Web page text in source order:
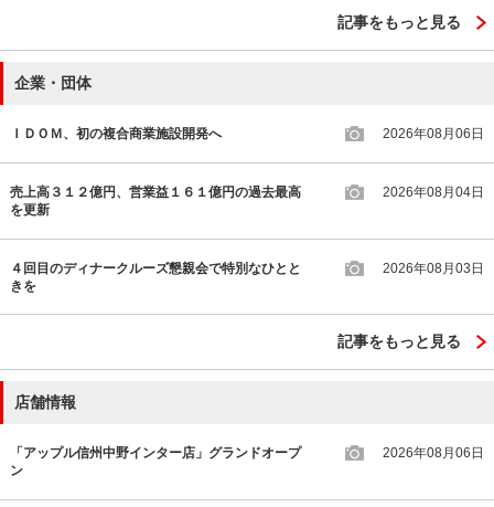
記事をもっと見る
企業・団体
ＩＤＯＭ、初の複合商業施設開発へ 2026年08月06日
売上高３１２億円、営業益１６１億円の過去最高
を更新
2026年08月04日
４回目のディナークルーズ懇親会で特別なひとと
きを
2026年08月03日
記事をもっと見る
店舗情報
「アップル信州中野インター店」グランドオープ
ン
2026年08月06日